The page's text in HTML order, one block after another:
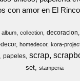
con amor en El
album collection decoracion
homedecor kora-
papeles scrap
set stamperia